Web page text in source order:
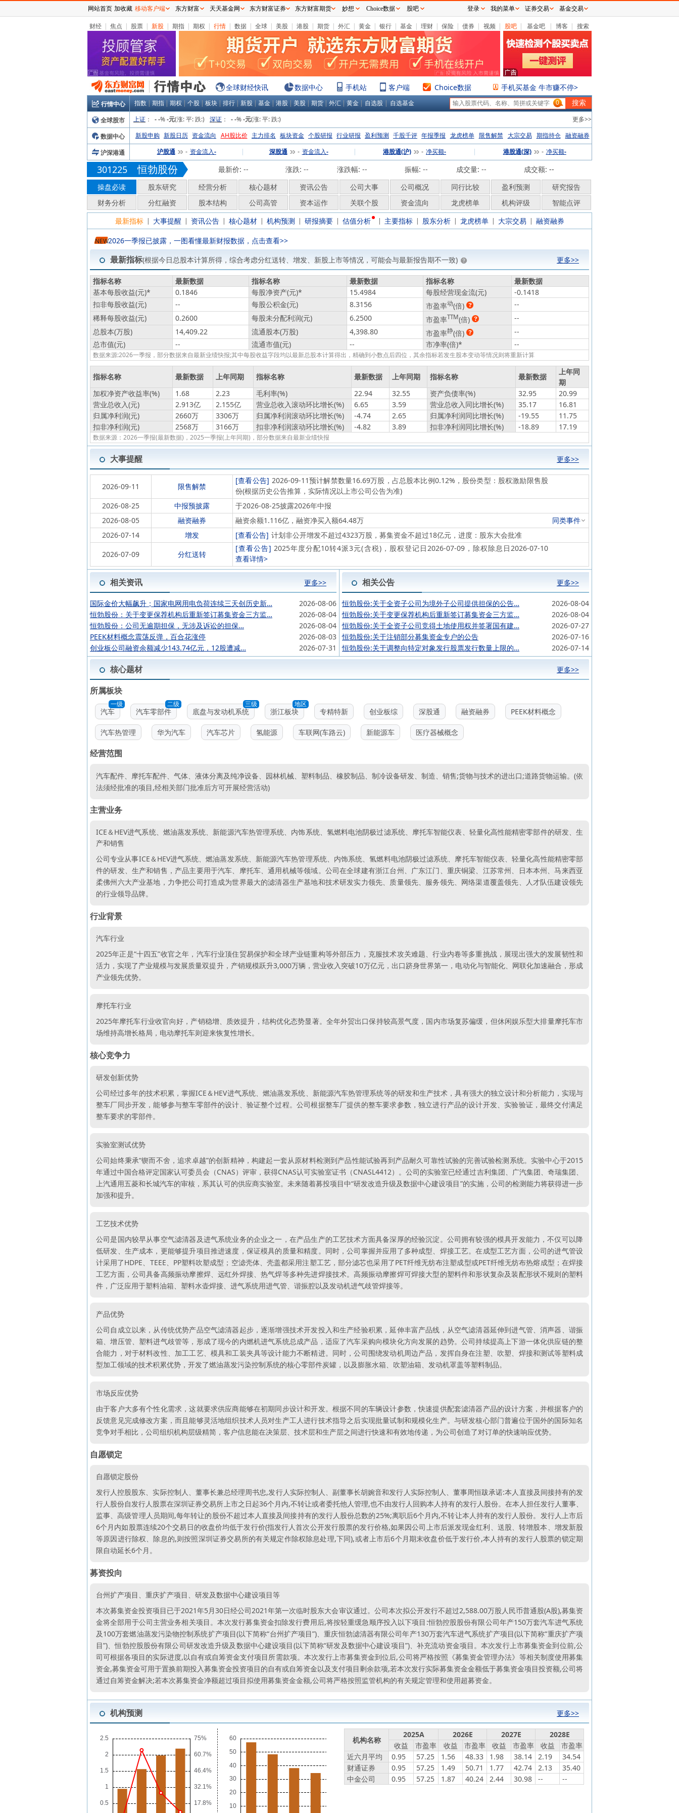
财经 | 焦点 | 股票 | 新股 | 期指 | 期权 | 行情 | 数据 | 全球 | 美股 | 港股 | 期货 | 外汇 | 黄金 | 银行 | 基金 | 理财 | 保险 | 债券 | 视频 | 股吧 | 基金吧 | 博客 | 搜索
全球财经快讯 数据中心 手机站 客户端 Choice数据 手机买基金 牛市赚不停>
行情中心 指数 | 期指 | 期权 | 个股 | 板块 | 排行 | 新股 | 基金 | 港股 | 美股 | 期货 | 外汇 | 黄金 | 自选股 | 自选基金 0
全球股市 上证 ： - -% -元(涨:平:跌:) 深证 ： - -% -元(涨:平:跌:)
更多>>
数据中心
新股申购 新股日历 资金流向 AH股比价 主力排名 板块资金 个股研报 行业研报 盈利预测 千股千评 年报季报 龙虎榜单 限售解禁 大宗交易 期指持仓 融资融券
沪深港通
沪股通 - 资金流入- | 深股通 - 资金流入- | 港股通(沪) - 净买额- | 港股通(深) - 净买额-
301225 恒勃股份 最新价: -- 涨跌: -- 涨跌幅: -- 振幅: -- 成交量: -- 成交额: --
操盘必读
股东研究 经营分析 核心题材 资讯公告 公司大事 公司概况 同行比较 盈利预测
研究报告
财务分析
分红融资 股本结构 公司高管 资本运作 关联个股 资金流向 龙虎榜单 机构评级
智能点评
最新指标 | 大事提醒 | 资讯公告 | 核心题材 | 机构预测 | 研报摘要 | 估值分析 | 主要指标 | 股东分析 | 龙虎榜单 | 大宗交易 | 融资融券
NEW2026一季报已披露，一图看懂最新财报数据，点击查看>>
最新指标(根据今日总股本计算所得，综合考虑分红送转、增发、新股上市等情况，可能会与最新报告期不一致) 更多>>
指标名称 最新数据 指标名称 最新数据 指标名称
最新数据
基本每股收益(元)* 0.1846 每股净资产(元)* 15.4984 每股经营现金流(元)
-0.1418
扣非每股收益(元)
-- 每股公积金(元) 8.3156 市盈率动(倍)
--
稀释每股收益(元)
0.2600 每股未分配利润(元) 6.2500 市盈率TTM(倍)
--
总股本(万股)
14,409.22 流通股本(万股) 4,398.80 市盈率静(倍)
--
总市值(元)
-- 流通市值(元) -- 市净率(倍)* --
数据来源:2026一季报，部分数据来自最新业绩快报;其中每股收益字段均以最新总股本计算得出，精确到小数点后四位，其余指标若发生股本变动等情况则将重新计算
指标名称 最新数据 上年同期 指标名称 最新数据 上年同期 指标名称 最新数据
上年同
期
加权净资产收益率(%)
1.68 2.23 毛利率(%) 22.94 32.55 资产负债率(%) 32.95
20.99
营业总收入(元)
2.913亿 2.155亿 营业总收入滚动环比增长(%) 6.65 3.59 营业总收入同比增长(%) 35.17
16.81
归属净利润(元)
2660万 3306万 归属净利润滚动环比增长(%) -4.74 2.65 归属净利润同比增长(%) -19.55
11.75
扣非净利润(元)
2568万 3166万 扣非净利润滚动环比增长(%) -4.82 3.89 扣非净利润同比增长(%) -18.89 17.19
数据来源：2026一季报(最新数据)，2025一季报(上年同期)，部分数据来自最新业绩快报
大事提醒 更多>>
2026-09-11 限售解禁
[查看公告] 2026-09-11预计解禁数量16.69万股，占总股本比例0.12%，股份类型：股权激励限售股
份(根据历史公告推算，实际情况以上市公司公告为准)
2026-08-25
中报预披露
于2026-08-25披露2026年中报
2026-08-05
融资融券 融资余额1.116亿，融资净买入额64.48万
同类事件
2026-07-14
增发 [查看公告] 计划非公开增发不超过4323万股，募集资金不超过18亿元，进度：股东大会批准
2026-07-09
分红送转
[查看公告] 2025年度分配10转4派3元(含税)，股权登记日2026-07-09，除权除息日2026-07-10
查看详情>
相关资讯 更多>>
国际金价大幅飙升；国家电网用电负荷连续三天创历史新…
2026-08-06
恒勃股份：关于变更保荐机构后重新签订募集资金三方监…
2026-08-04
恒勃股份：公司无逾期担保，无涉及诉讼的担保…
2026-08-04
PEEK材料概念震荡反弹，百合花涨停
2026-08-03
创业板公司融资余额减少143.74亿元，12股遭减…
2026-07-31
相关公告 更多>>
恒勃股份:关于全资子公司为境外子公司提供担保的公告…
2026-08-04
恒勃股份:关于变更保荐机构后重新签订募集资金三方监…
2026-08-04
恒勃股份:关于全资子公司竞得土地使用权并签署国有建…
2026-07-27
恒勃股份:关于注销部分募集资金专户的公告
2026-07-16
恒勃股份:关于调整向特定对象发行股票发行数量上限的…
2026-07-14
核心题材 更多>>
所属板块
一级
汽车
二级
汽车零部件
三级
底盘与发动机系统
地区
浙江板块 专精特新 创业板综 深股通 融资融券 PEEK材料概念
汽车热管理 华为汽车 汽车芯片 氢能源 车联网(车路云) 新能源车 医疗器械概念
经营范围
汽车配件、摩托车配件、气体、液体分离及纯净设备、园林机械、塑料制品、橡胶制品、制冷设备研发、制造、销售;货物与技术的进出口;道路货物运输。(依
法须经批准的项目,经相关部门批准后方可开展经营活动)
主营业务
ICE＆HEV进气系统、燃油蒸发系统、新能源汽车热管理系统、内饰系统、氢燃料电池阴极过滤系统、摩托车智能仪表、轻量化高性能精密零部件的研发、生
产和销售
公司专业从事ICE＆HEV进气系统、燃油蒸发系统、新能源汽车热管理系统、内饰系统、氢燃料电池阴极过滤系统、摩托车智能仪表、轻量化高性能精密零部
件的研发、生产和销售，产品主要用于汽车、摩托车、通用机械等领域。公司在全球建有浙江台州、广东江门、重庆铜梁、江苏常州、日本本州、马来西亚
柔佛州六大产业基地，力争把公司打造成为世界最大的滤清器生产基地和技术研发实力领先、质量领先、服务领先、网络渠道覆盖领先、人才队伍建设领先
的行业领导品牌。
行业背景
汽车行业
2025年正是“十四五”收官之年，汽车行业顶住贸易保护和全球产业链重构等外部压力，克服技术攻关难题、行业内卷等多重挑战，展现出强大的发展韧性和
活力，实现了产业规模与发展质量双提升，产销规模跃升3,000万辆，营业收入突破10万亿元，出口跻身世界第一，电动化与智能化、网联化加速融合，形成
产业领先优势。
摩托车行业
2025年摩托车行业收官向好，产销稳增、质效提升，结构优化态势显著。全年外贸出口保持较高景气度，国内市场复苏偏缓，但休闲娱乐型大排量摩托车市
场维持高增长格局，电动摩托车则迎来恢复性增长。
核心竞争力
研发创新优势
公司经过多年的技术积累，掌握ICE＆HEV进气系统、燃油蒸发系统、新能源汽车热管理系统等的研发和生产技术，具有强大的独立设计和分析能力，实现与
整车厂同步开发，能够参与整车零部件的设计、验证整个过程。公司根据整车厂提供的整车要求参数，独立进行产品的设计开发、实验验证，最终交付满足
整车要求的零部件。
实验室测试优势
公司始终秉承“锲而不舍，追求卓越”的创新精神，构建起一套从原材料检测到产品性能试验再到产品耐久可靠性试验的完善试验检测系统。实验中心于2015
年通过中国合格评定国家认可委员会（CNAS）评审，获得CNAS认可实验室证书（CNASL4412）。公司的实验室已经通过吉利集团、广汽集团、奇瑞集团、
上汽通用五菱和长城汽车的审核，系其认可的供应商实验室。未来随着募投项目中“研发改造升级及数据中心建设项目”的实施，公司的检测能力将获得进一步
加强和提升。
工艺技术优势
公司是国内较早从事空气滤清器及进气系统业务的企业之一，在产品生产的工艺技术方面具备深厚的经验沉淀。公司拥有较强的模具开发能力，不仅可以降
低研发、生产成本，更能够提升项目推进速度，保证模具的质量和精度。同时，公司掌握并应用了多种成型、焊接工艺。在成型工艺方面，公司的进气管设
计采用了HDPE、TEEE、PP塑料吹塑成型；空滤壳体、壳盖都采用注塑工艺，部分滤芯也采用了PET纤维无纺布注塑成型或PET纤维无纺布热熔成型；在焊接
工艺方面，公司具备高频振动摩擦焊、远红外焊接、热气焊等多种先进焊接技术。高频振动摩擦焊可焊接大型的塑料件和形状复杂及装配形状不规则的塑料
件，广泛应用于塑料油箱、塑料水壶焊接、进气系统用进气管、谐振腔以及发动机进气歧管焊接等。
产品优势
公司自成立以来，从传统优势产品空气滤清器起步，逐渐增强技术开发投入和生产经验积累，延伸丰富产品线，从空气滤清器延伸到进气管、消声器、谐振
箱、增压管、塑料进气歧管等，形成了现今的内燃机进气系统总成产品，适应了汽车采购向模块化方向发展的趋势。公司持续提高上下游一体化供应链的整
合能力，对于材料改性、加工工艺、模具和工装夹具等设计能力不断精进。同时，公司围绕发动机周边产品，发挥自身在注塑、吹塑、焊接和测试等塑料成
型加工领域的技术积累优势，开发了燃油蒸发污染控制系统的核心零部件炭罐，以及膨胀水箱、吹塑油箱、发动机罩盖等塑料制品。
市场反应优势
由于客户大多有个性化需求，这就要求供应商能够在初期同步设计和开发。根据不同的车辆设计参数，快速提供配套滤清器产品的设计方案，并根据客户的
反馈意见完成修改方案，而且能够灵活地组织技术人员对生产工人进行技术指导之后实现批量试制和规模化生产。与研发核心部门普遍位于国外的国际知名
竞争对手相比，公司组织机构层级精简，客户信息能在决策层、技术层和生产层之间进行快速和有效地传递，为公司创造了对订单的快速响应优势。
自愿锁定
自愿锁定股份
发行人控股股东、实际控制人、董事长兼总经理周书忠,发行人实际控制人、副董事长胡婉音和发行人实际控制人、董事周恒跋承诺:本人直接及间接持有的发
行人股份自发行人股票在深圳证券交易所上市之日起36个月内,不转让或者委托他人管理,也不由发行人回购本人持有的发行人股份。在本人担任发行人董事、
监事、高级管理人员期间,每年转让的股份不超过本人直接及间接持有的发行人股份总数的25%;离职后6个月内,不转让本人持有的发行人股份。发行人上市后
6个月内如股票连续20个交易日的收盘价均低于发行价(指发行人首次公开发行股票的发行价格,如果因公司上市后派发现金红利、送股、转增股本、增发新股
等原因进行除权、除息的,则按照深圳证券交易所的有关规定作除权除息处理,下同),或者上市后6个月期末收盘价低于发行价,本人持有的发行人股票的锁定期
限自动延长6个月。
募资投向
台州扩产项目、重庆扩产项目、研发及数据中心建设项目等
本次募集资金投资项目已于2021年5月30日经公司2021年第一次临时股东大会审议通过。公司本次拟公开发行不超过2,588.00万股人民币普通股(A股),募集资
金将全部用于公司主营业务相关项目。本次发行募集资金扣除发行费用后,将按轻重缓急顺序投入以下项目:恒勃控股股份有限公司年产150万套汽车进气系统
及100万套燃油蒸发污染物控制系统扩产项目(以下简称“台州扩产项目”)、重庆恒勃滤清器有限公司年产130万套汽车进气系统扩产项目(以下简称“重庆扩产项
目”)、恒勃控股股份有限公司研发改造升级及数据中心建设项目(以下简称“研发及数据中心建设项目”)、补充流动资金项目。本次发行上市募集资金到位前,公
司可根据各项目的实际进度,以自有或自筹资金支付项目所需款项。本次发行上市募集资金到位后,公司将严格按照《募集资金管理办法》等相关制度使用募集
资金,募集资金可用于置换前期投入募集资金投资项目的自有或自筹资金以及支付项目剩余款项,若本次发行实际募集资金金额低于募集资金项目投资额,公司将
通过自筹资金解决;若本次募集资金净额超过项目拟使用募集资金金额,公司将严格按照监管机构的有关规定管理和使用超募资金。
机构预测 更多>>
机构名称
2025A 2026E 2027E
2028E
收益
市盈率 收益 市盈率 收益 市盈率 收益
市盈率
近六月平均
0.95 57.25 1.56 48.33 1.98 38.14 2.19
34.54
财通证券
0.95 57.25 1.49 50.71 1.77 42.74 2.13
35.40
中金公司
0.95 57.25 1.87 40.24 2.44 30.98 -- --
网站首页 加收藏 移动客户端 东方财富 天天基金网 东方财富证券 东方财富期货 妙想 Choice数据 股吧 登录 我的菜单 证券交易 基金交易